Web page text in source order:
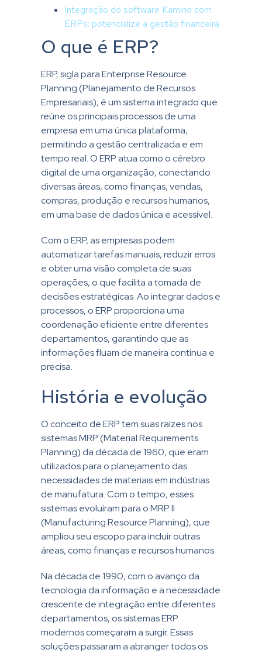
Integração do software Kamino com
ERPs: potencialize a gestão financeira
O que é ERP?
ERP, sigla para Enterprise Resource
Planning (Planejamento de Recursos
Empresariais), é um sistema integrado que
reúne os principais processos de uma
empresa em uma única plataforma,
permitindo a gestão centralizada e em
tempo real. O ERP atua como o cérebro
digital de uma organização, conectando
diversas áreas, como finanças, vendas,
compras, produção e recursos humanos,
em uma base de dados única e acessível.
Com o ERP, as empresas podem
automatizar tarefas manuais, reduzir erros
e obter uma visão completa de suas
operações, o que facilita a tomada de
decisões estratégicas. Ao integrar dados e
processos, o ERP proporciona uma
coordenação eficiente entre diferentes
departamentos, garantindo que as
informações fluam de maneira contínua e
precisa.
História e evolução
O conceito de ERP tem suas raízes nos
sistemas MRP (Material Requirements
Planning) da década de 1960, que eram
utilizados para o planejamento das
necessidades de materiais em indústrias
de manufatura. Com o tempo, esses
sistemas evoluíram para o MRP II
(Manufacturing Resource Planning), que
ampliou seu escopo para incluir outras
áreas, como finanças e recursos humanos.
Na década de 1990, com o avanço da
tecnologia da informação e a necessidade
crescente de integração entre diferentes
departamentos, os sistemas ERP
modernos começaram a surgir. Essas
soluções passaram a abranger todos os